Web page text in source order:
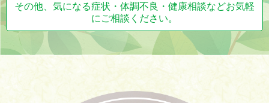
その他、気になる症状・体調不良・健康相談などお気軽
にご相談ください。